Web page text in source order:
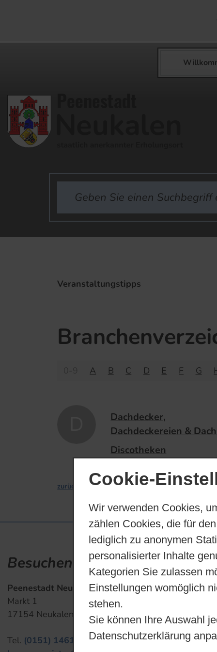
Cookie-
Wir verwenden Cookies,
zählen Cookies, die für
lediglich zu anonymen
personalisierter Inhalte
Kategorien Sie zulassen
Einstellungen womöglich
stehen.
Sie können Ihre Auswahl
Datenschutzerklärung
Veranstaltungstipps
A B C D E F G
Dachdecker,
Dachdeckereien &
Discotheken
zurück
Besuchen Sie unsKontakt und
Peenestadt Neukalen
Markt 1
17154 Neukalen
Tel. (0151) 14611844